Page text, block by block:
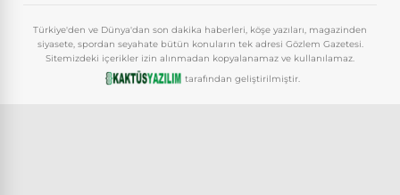
Türkiye'den ve Dünya'dan son dakika haberleri, köşe yazıları, magazinden
siyasete, spordan seyahate bütün konuların tek adresi Gözlem Gazetesi.
Sitemizdeki içerikler izin alınmadan kopyalanamaz ve kullanılamaz.
tarafından geliştirilmiştir.